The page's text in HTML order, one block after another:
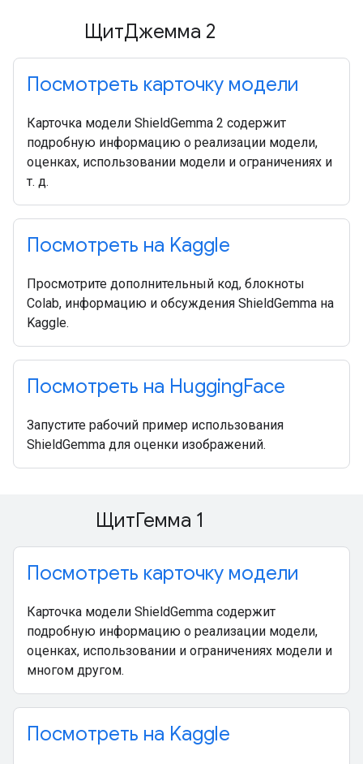
ЩитДжемма 2
Посмотреть карточку модели
Карточка модели ShieldGemma 2 содержит
подробную информацию о реализации модели,
оценках, использовании модели и ограничениях и
т. д.
Посмотреть на Kaggle
Просмотрите дополнительный код, блокноты
Colab, информацию и обсуждения ShieldGemma на
Kaggle.
Посмотреть на HuggingFace
Запустите рабочий пример использования
ShieldGemma для оценки изображений.
ЩитГемма 1
Посмотреть карточку модели
Карточка модели ShieldGemma содержит
подробную информацию о реализации модели,
оценках, использовании и ограничениях модели и
многом другом.
Посмотреть на Kaggle